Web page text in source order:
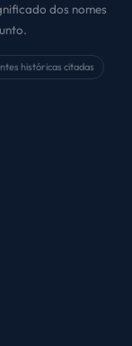
dos nomes
históricas citadas